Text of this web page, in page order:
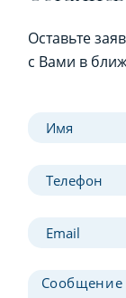
Оставьте
с Вами в